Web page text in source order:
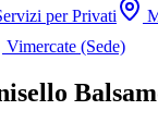
per Privati
Vimercate (Sede)